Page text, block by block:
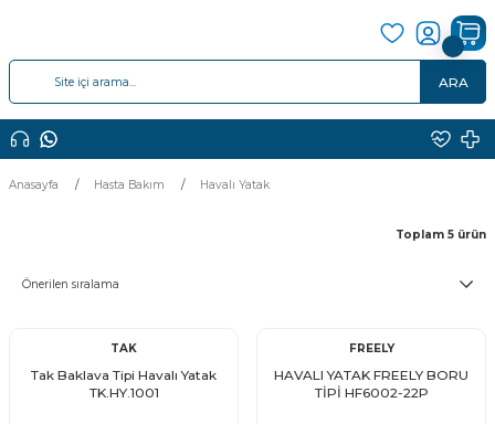
ARA
Anasayfa Hasta Bakım Havalı Yatak
Toplam 5 ürün
TAK
Tak Baklava Tipi Havalı Yatak
TK.HY.1001
FREELY
HAVALI YATAK FREELY BORU
TİPİ HF6002-22P